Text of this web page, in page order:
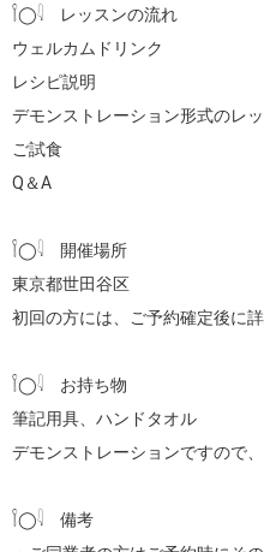
𓌉◯𓇋　レッスンの流れ
ウェルカムドリンク
レシピ説明
デモンストレーション形式のレ
ご試食
Q＆A
𓌉◯𓇋　開催場所
東京都世田谷区
初回の方には、ご予約確定後に
𓌉◯𓇋　お持ち物
筆記用具、ハンドタオル
デモンストレーションですので
𓌉◯𓇋　備考